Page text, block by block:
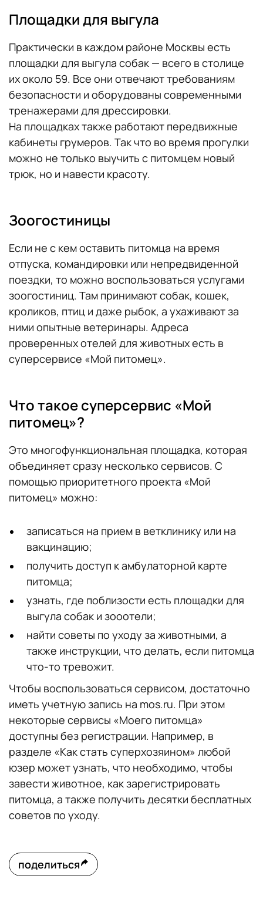
Площадки для выгула
Практически в каждом районе Москвы есть
площадки для выгула собак — всего в столице
их около 59. Все они отвечают требованиям
безопасности и оборудованы современными
тренажерами для дрессировки.
На площадках также работают передвижные
кабинеты грумеров. Так что во время прогулки
можно не только выучить с питомцем новый
трюк, но и навести красоту.
Зоогостиницы
Если не с кем оставить питомца на время
отпуска, командировки или непредвиденной
поездки, то можно воспользоваться услугами
зоогостиниц. Там принимают собак, кошек,
кроликов, птиц и даже рыбок, а ухаживают за
ними опытные ветеринары. Адреса
проверенных отелей для животных есть в
суперсервисе «Мой питомец».
Что такое суперсервис «Мой
питомец»?
Это многофункциональная площадка, которая
объединяет сразу несколько сервисов. С
помощью приоритетного проекта «Мой
питомец» можно:
записаться на прием в ветклинику или на
вакцинацию;
получить доступ к амбулаторной карте
питомца;
узнать, где поблизости есть площадки для
выгула собак и зооотели;
найти советы по уходу за животными, а
также инструкции, что делать, если питомца
что-то тревожит.
Чтобы воспользоваться сервисом, достаточно
иметь учетную запись на mos.ru. При этом
некоторые сервисы «Моего питомца»
доступны без регистрации. Например, в
разделе «Как стать суперхозяином» любой
юзер может узнать, что необходимо, чтобы
завести животное, как зарегистрировать
питомца, а также получить десятки бесплатных
советов по уходу.
поделиться